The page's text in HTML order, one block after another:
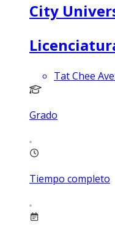
City
Tat Chee
Grado
Tiempo completo